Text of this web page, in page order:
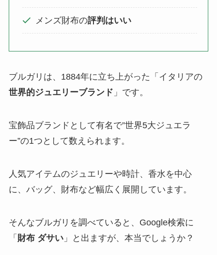
メンズ財布の評判はいい
ブルガリは、1884年に立ち上がった「イタリアの
世界的ジュエリーブランド 」です。
宝飾品ブランドとして有名で”世界5大ジュエラ
ー”の1つとして数えられます。
人気アイテムのジュエリーや時計、香水を中心
に、バッグ、財布など幅広く展開しています。
そんなブルガリを調べていると、Google検索に
「 財布 ダサい」と出ますが、本当でしょうか？